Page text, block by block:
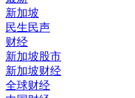
新加坡
民生民声
财经
新加坡股市
新加坡财经
全球财经